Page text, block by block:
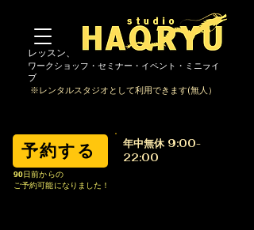
​年中無休 9:00-
22:00
レッスン、ダンス・ヨガ・撮影・動画撮影・
ワークショップ・セミナー・イベント・ミニライ
ブ
予約する
90日前からの
ご予約可能になりました！
※レンタルスタジオとして利用できます(無人）